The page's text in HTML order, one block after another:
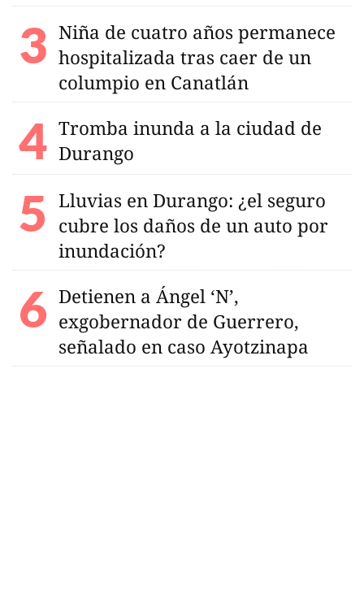
Niña de cuatro años permanece
hospitalizada tras caer de un
columpio en Canatlán
Tromba inunda a la ciudad de
Durango
Lluvias en Durango: ¿el seguro
cubre los daños de un auto por
inundación?
Detienen a Ángel ‘N’,
exgobernador de Guerrero,
señalado en caso Ayotzinapa